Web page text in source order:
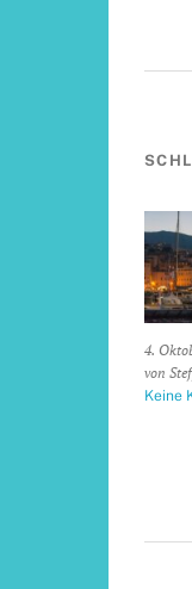
4.
von
Keine